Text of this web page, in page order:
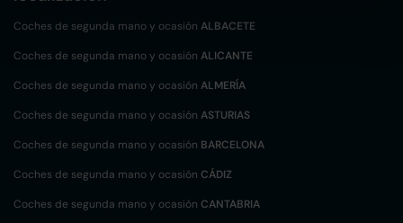
Coches de segunda mano y ocasión ALBACETE
Coches de segunda mano y ocasión ALICANTE
Coches de segunda mano y ocasión ALMERÍA
Coches de segunda mano y ocasión ASTURIAS
Coches de segunda mano y ocasión BARCELONA
Coches de segunda mano y ocasión CÁDIZ
Coches de segunda mano y ocasión CANTABRIA